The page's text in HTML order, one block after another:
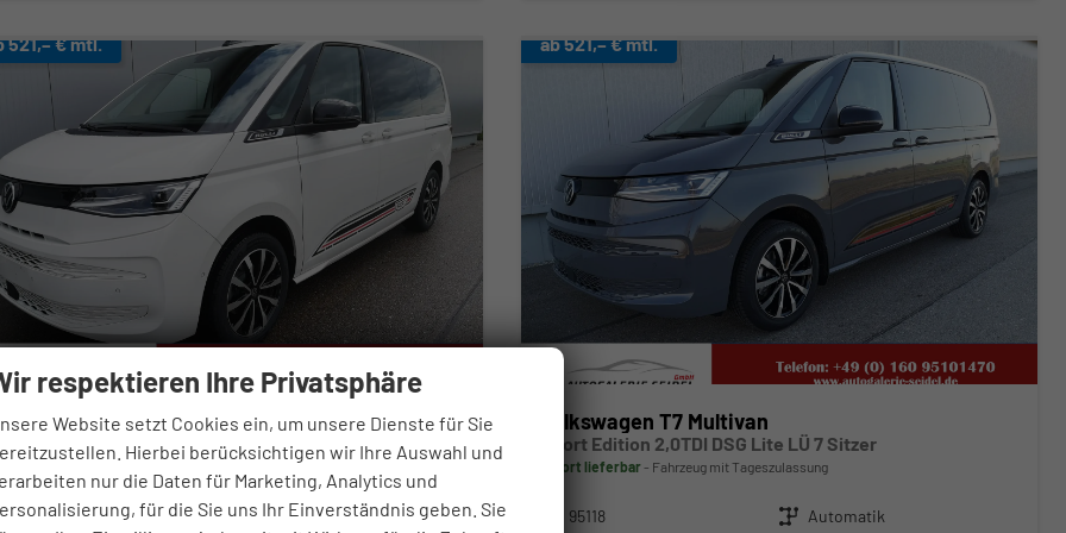
521,– € mtl.
T7 Multivan
Edition 2,0TDI DSG Lite LÜ 7 Sitzer
95117 Getriebe Automatik
ab 521,– € mtl.
Volkswagen T7 Multivan
Sport Edition 2,0TDI DSG Lite LÜ 7 Sitzer
sofort lieferbar Fahrzeug mit Tageszulassung
95118 Getriebe Automatik
respektieren Ihre Privatsphäre
Website setzt Cookies ein, um unsere Dienste für Sie
Hierbei berücksichtigen wir Ihre Auswahl und
nur die Daten für Marketing, Analytics und
für die Sie uns Ihr Einverständnis geben. Sie